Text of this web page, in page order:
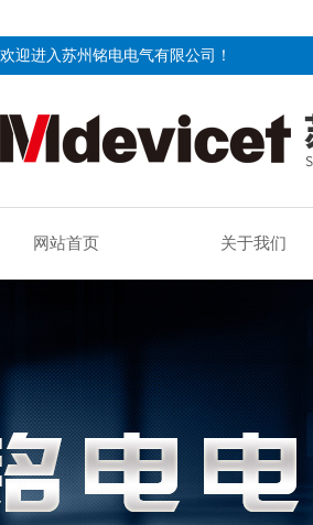
欢迎进入苏州铭电电气有限公司！
网站首页 关于我们